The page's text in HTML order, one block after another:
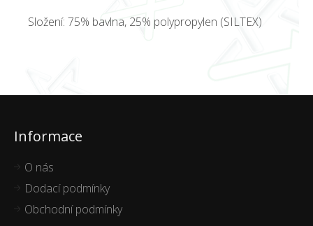
Složení: 75% bavlna, 25% polypropylen (SILTEX)
Informace
O nás
Dodací podmínky
Obchodní podmínky